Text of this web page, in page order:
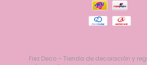
Fiez Deco – Tienda de decoración y